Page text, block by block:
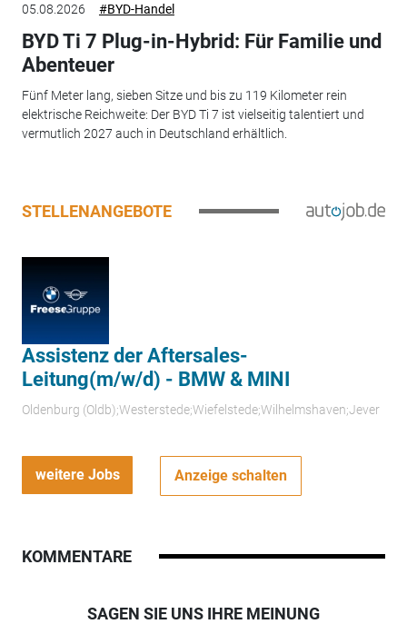
05.08.2026 #BYD-Handel
BYD Ti 7 Plug-in-Hybrid: Für Familie und
Abenteuer
Fünf Meter lang, sieben Sitze und bis zu 119 Kilometer rein
elektrische Reichweite: Der BYD Ti 7 ist vielseitig talentiert und
vermutlich 2027 auch in Deutschland erhältlich.
STELLENANGEBOTE
Assistenz der Aftersales-
Leitung(m/w/d) - BMW & MINI
Oldenburg (Oldb);Westerstede;Wiefelstede;Wilhelmshaven;Jever
weitere Jobs Anzeige schalten
KOMMENTARE
SAGEN SIE UNS IHRE MEINUNG